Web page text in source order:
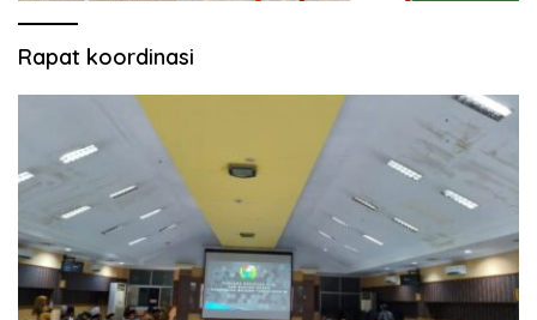
Rapat koordinasi